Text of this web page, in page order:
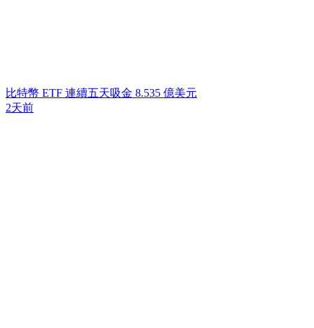
比特幣 ETF 連續五天吸金 8.535 億美元
2天前